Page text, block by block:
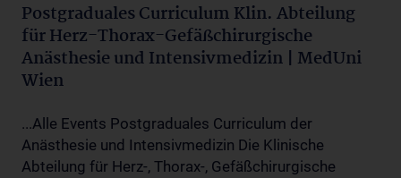
Postgraduales Curriculum Klin. Abteilung
für Herz-Thorax-Gefäßchirurgische
Anästhesie und Intensivmedizin | MedUni
Wien
...Alle Events Postgraduales Curriculum der
Anästhesie und Intensivmedizin Die Klinische
Abteilung für Herz-, Thorax-, Gefäßchirurgische